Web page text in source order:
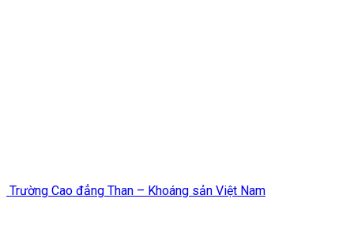
Trường Cao đẳng Than – Khoáng sản Việt Nam